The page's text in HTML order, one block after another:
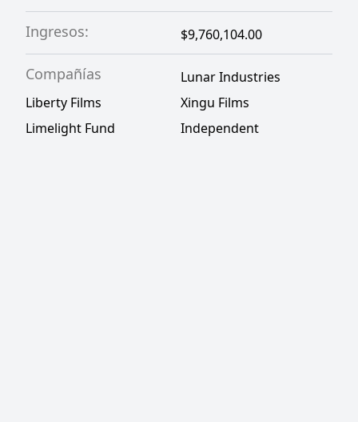
Ingresos: $9,760,104.00
Compañías
Lunar Industries
Liberty Films
Xingu Films
Limelight Fund
Independent